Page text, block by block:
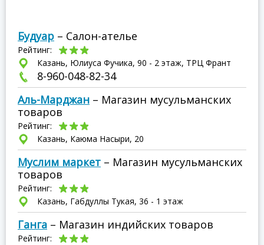
Будуар – Салон-ателье
Рейтинг:
Казань, Юлиуса Фучика, 90 - 2 этаж, ТРЦ Франт
8-960-048-82-34
Аль-Марджан – Магазин мусульманских
товаров
Рейтинг:
Казань, Каюма Насыри, 20
Муслим маркет – Магазин мусульманских
товаров
Рейтинг:
Казань, Габдуллы Тукая, 36 - 1 этаж
Ганга – Магазин индийских товаров
Рейтинг: